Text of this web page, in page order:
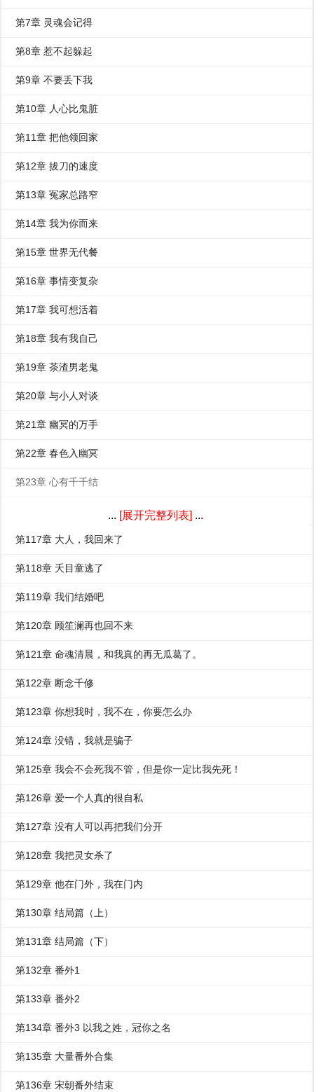
第7章 灵魂会记得
第8章 惹不起躲起
第9章 不要丢下我
第10章 人心比鬼脏
第11章 把他领回家
第12章 拔刀的速度
第13章 冤家总路窄
第14章 我为你而来
第15章 世界无代餐
第16章 事情变复杂
第17章 我可想活着
第18章 我有我自己
第19章 茶渣男老鬼
第20章 与小人对谈
第21章 幽冥的万手
第22章 春色入幽冥
第23章 心有千千结
... [展开完整列表] ...
第117章 大人，我回来了
第118章 夭目童逃了
第119章 我们结婚吧
第120章 顾笙澜再也回不来
第121章 命魂清晨，和我真的再无瓜葛了。
第122章 断念千修
第123章 你想我时，我不在，你要怎么办
第124章 没错，我就是骗子
第125章 我会不会死我不管，但是你一定比我先死！
第126章 爱一个人真的很自私
第127章 没有人可以再把我们分开
第128章 我把灵女杀了
第129章 他在门外，我在门内
第130章 结局篇（上）
第131章 结局篇（下）
第132章 番外1
第133章 番外2
第134章 番外3 以我之姓，冠你之名
第135章 大量番外合集
第136章 宋朝番外结束